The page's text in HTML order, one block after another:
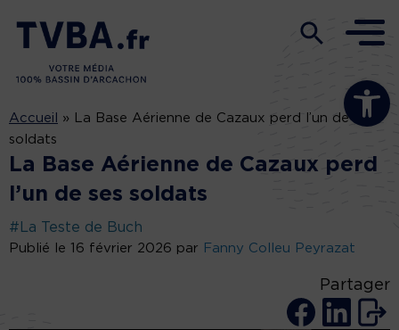
Ouvrir la
Accueil »
La Base Aérienne de Cazaux perd l’un de ses
soldats
La Base Aérienne de Cazaux perd
l’un de ses soldats
#La Teste de Buch
Publié le 16 février 2026 par Fanny Colleu Peyrazat
Partager